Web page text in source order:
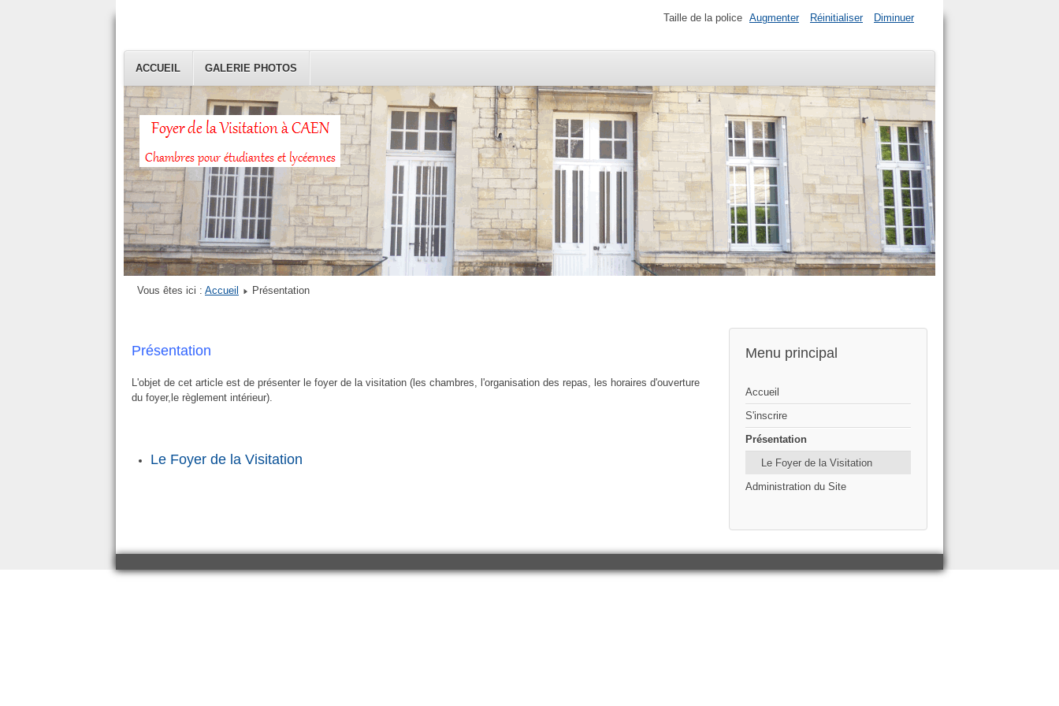
ACCUEIL GALERIE PHOTOS
Taille de la police Augmenter Réinitialiser Diminuer
Vous êtes ici : Accueil Présentation
Présentation
L'objet de cet article est de présenter le foyer de la visitation (les chambres, l'organisation des repas, les horaires d'ouverture
du foyer,le règlement intérieur).
Le Foyer de la Visitation
Menu principal
Accueil
S'inscrire
Présentation
Le Foyer de la Visitation
Administration du Site